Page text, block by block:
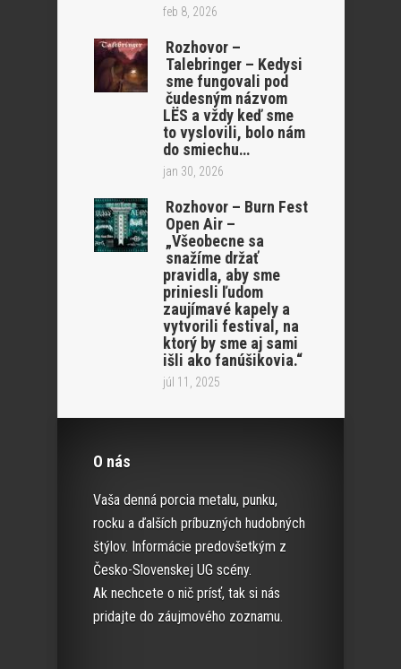
feb 8, 2026
Rozhovor –
Talebringer – Kedysi
sme fungovali pod
čudesným názvom
LËS a vždy keď sme
to vyslovili, bolo nám
do smiechu…
jan 30, 2026
Rozhovor – Burn Fest
Open Air –
„Všeobecne sa
snažíme držať
pravidla, aby sme
priniesli ľudom
zaujímavé kapely a
vytvorili festival, na
ktorý by sme aj sami
išli ako fanúšikovia.“
júl 11, 2025
O nás
Vaša denná porcia metalu, punku,
rocku a ďalších príbuzných hudobných
štýlov. Informácie predovšetkým z
Česko-Slovenskej UG scény.
Ak nechcete o nič prísť, tak si nás
pridajte do záujmového zoznamu.